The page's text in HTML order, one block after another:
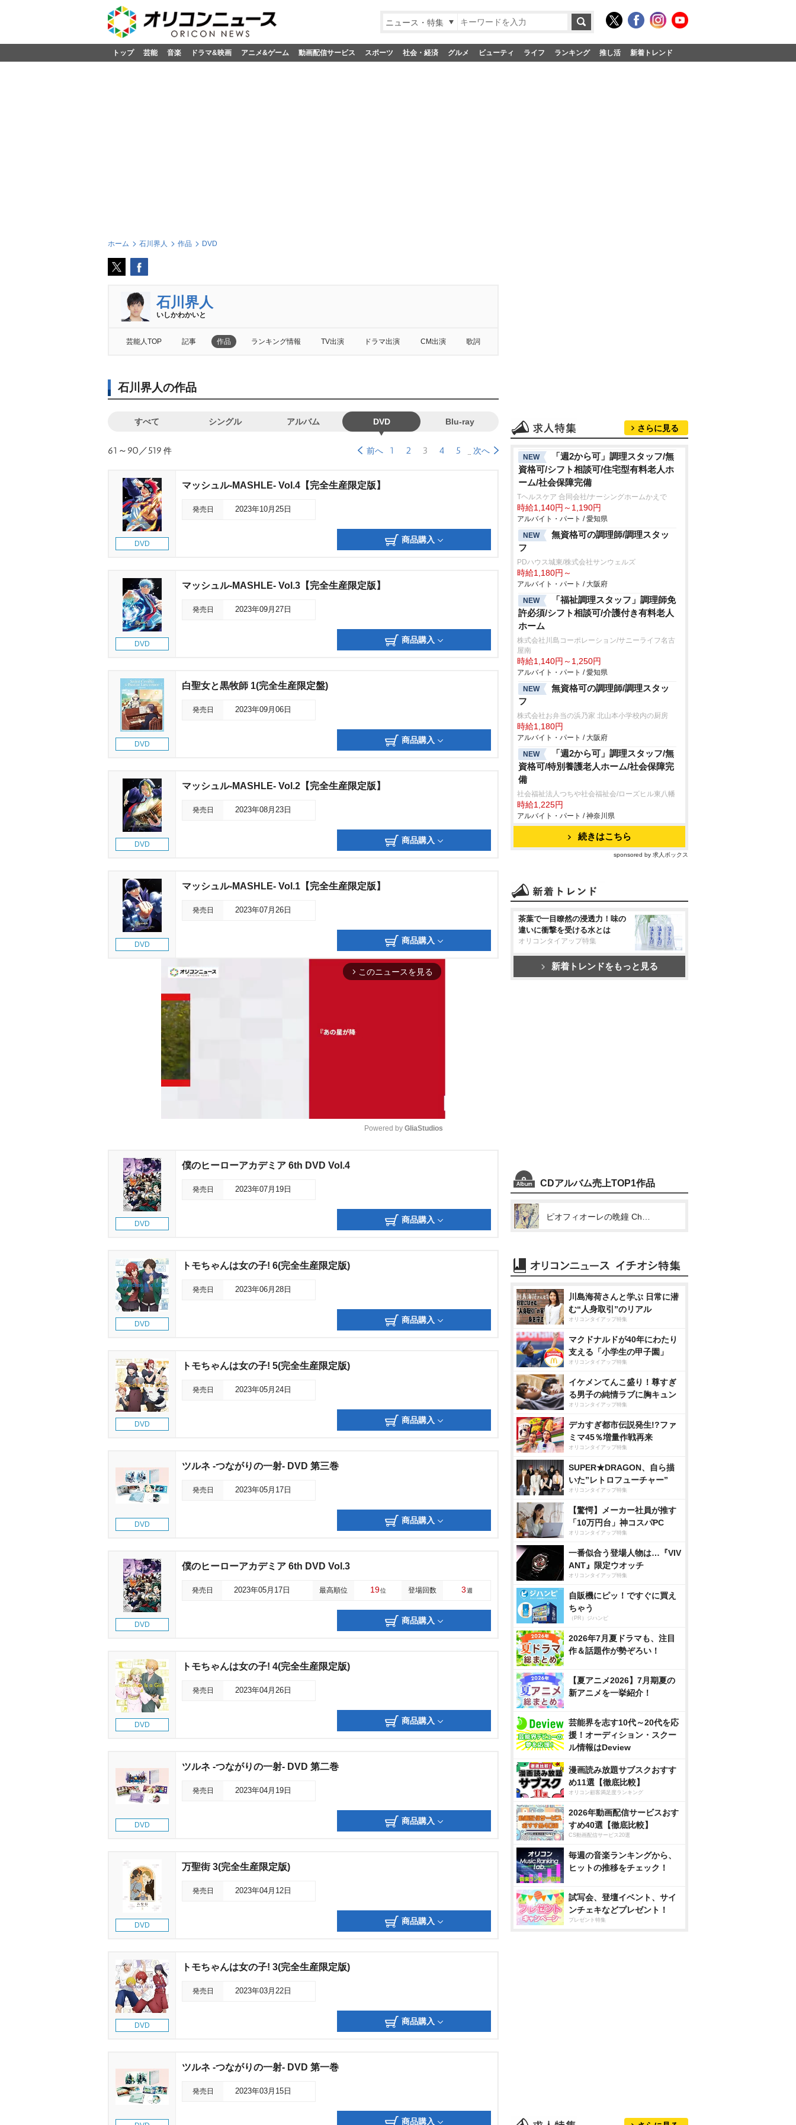
ニュース・特集
トップ 芸能 音楽 ドラマ&映画 アニメ&ゲーム 動画配信サービス スポーツ 社会・経済 グルメ ビューティ ライフ ランキング 推し活 新着トレンド
ホーム 石川界人 作品 DVD
石川界人
いしかわかいと
芸能人TOP 記事 作品 ランキング情報 TV出演 ドラマ出演 CM出演 歌詞
石川界人の作品
すべて シングル アルバム DVD Blu-ray
61～90／519 件 前へ 1 2 3 4 5 次へ
DVD
マッシュル-MASHLE- Vol.4【完全生産限定版】
発売日 2023年10月25日
商品購入
DVD
マッシュル-MASHLE- Vol.3【完全生産限定版】
発売日 2023年09月27日
商品購入
DVD
白聖女と黒牧師 1(完全生産限定盤)
発売日 2023年09月06日
商品購入
DVD
マッシュル-MASHLE- Vol.2【完全生産限定版】
発売日 2023年08月23日
商品購入
DVD
マッシュル-MASHLE- Vol.1【完全生産限定版】
発売日 2023年07月26日
商品購入
arrow_forward_ios このニュースを見る
e
Powered by GliaStudios
DVD
僕のヒーローアカデミア 6th DVD Vol.4
発売日 2023年07月19日
商品購入
DVD
トモちゃんは女の子! 6(完全生産限定版)
発売日 2023年06月28日
商品購入
DVD
トモちゃんは女の子! 5(完全生産限定版)
発売日 2023年05月24日
商品購入
DVD
ツルネ -つながりの一射- DVD 第三巻
発売日 2023年05月17日
商品購入
DVD
僕のヒーローアカデミア 6th DVD Vol.3
発売日 2023年05月17日 最高順位 19位 登場回数 3週
商品購入
DVD
トモちゃんは女の子! 4(完全生産限定版)
発売日 2023年04月26日
商品購入
DVD
ツルネ -つながりの一射- DVD 第二巻
発売日 2023年04月19日
商品購入
DVD
万聖街 3(完全生産限定版)
発売日 2023年04月12日
商品購入
DVD
トモちゃんは女の子! 3(完全生産限定版)
発売日 2023年03月22日
商品購入
ツルネ -つながりの一射- DVD 第一巻
発売日 2023年03月15日
商品購入
さらに見る
NEW
「週2から可」調理スタッフ/無
資格可/シフト相談可/住宅型有料老人ホ
ーム/社会保障完備
Tヘルスケア 合同会社/ナーシングホームかえで
時給1,140円～1,190円
アルバイト・パート / 愛知県
NEW
無資格可の調理師/調理スタッ
フ
PDハウス城東/株式会社サンウェルズ
時給1,180円～
アルバイト・パート / 大阪府
NEW
「福祉調理スタッフ」調理師免
許必須/シフト相談可/介護付き有料老人
ホーム
株式会社川島コーポレーション/サニーライフ名古
屋南
時給1,140円～1,250円
アルバイト・パート / 愛知県
NEW
無資格可の調理師/調理スタッ
フ
株式会社お弁当の浜乃家 北山本小学校内の厨房
時給1,180円
アルバイト・パート / 大阪府
NEW
「週2から可」調理スタッフ/無
資格可/特別養護老人ホーム/社会保障完
備
社会福祉法人つちや社会福祉会/ローズヒル東八幡
時給1,225円
アルバイト・パート / 神奈川県
続きはこちら
sponsored by 求人ボックス
茶葉で一目瞭然の浸透力！味の
違いに衝撃を受ける水とは
オリコンタイアップ特集
新着トレンドをもっと見る
CDアルバム売上TOP1作品
川島海荷さんと学ぶ 日常に潜
む“人身取引”のリアル
オリコンタイアップ特集
マクドナルドが40年にわたり
支える「小学生の甲子園」
オリコンタイアップ特集
イケメンてんこ盛り！尊すぎ
る男子の純情ラブに胸キュン
オリコンタイアップ特集
デカすぎ都市伝説発生!?ファ
ミマ45％増量作戦再来
オリコンタイアップ特集
SUPER★DRAGON、自ら描
いた”レトロフューチャー”
オリコンタイアップ特集
【驚愕】メーカー社員が推す
「10万円台」神コスパPC
オリコンタイアップ特集
一番似合う登場人物は…『VIV
ANT』限定ウオッチ
オリコンタイアップ特集
自販機にピッ！ですぐに買え
ちゃう
（PR）ジハンピ
2026年7月夏ドラマも、注目
作＆話題作が勢ぞろい！
【夏アニメ2026】7月期夏の
新アニメを一挙紹介！
芸能界を志す10代～20代を応
援！オーディション・スクー
ル情報はDeview
漫画読み放題サブスクおすす
め11選【徹底比較】
オリコン顧客満足度ランキング
2026年動画配信サービスおす
すめ40選【徹底比較】
CS動画配信サービス20選
毎週の音楽ランキングから、
ヒットの推移をチェック！
試写会、登壇イベント、サイ
ンチェキなどプレゼント！
プレゼント特集